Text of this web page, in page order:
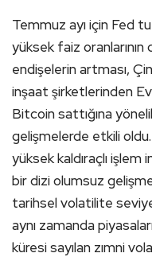
Temmuz ayı için Fed
yüksek faiz
endişelerin artması,
inşaat şirketlerinden
Bitcoin sattığına
gelişmelerde etkili
yüksek kaldıraçlı işlem
bir dizi olumsuz
tarihsel volatilite
aynı zamanda
küresi sayılan zımni